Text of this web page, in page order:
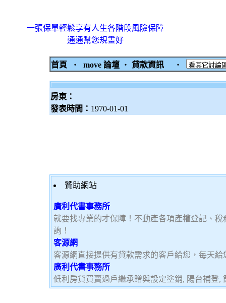
一張保單輕鬆享有人生各階段風險保障
通通幫您規畫好
首頁 ‧ move 論壇 ‧ 貸款資訊 ‧
房東：
發表時間： 1970-01-01
贊助網站
廣利代書事務所
就要找專業的才保障！不動產各項產權登記、
詢！
客源網
客源網直接提供有貸款需求的客戶給您，每天
廣利代書事務所
低利房貸買賣過戶繼承贈與設定塗銷, 陽台補登,